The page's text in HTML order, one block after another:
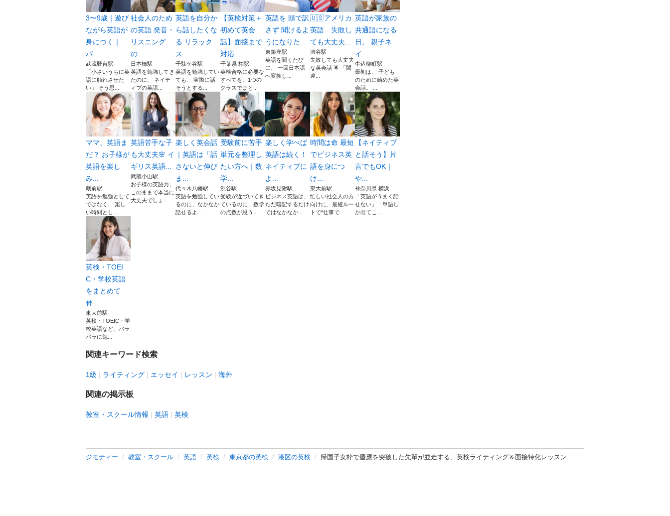
3〜9歳｜遊び
ながら英語が
身につく｜
バ...
武蔵野台駅
「小さいうちに英
語に触れさせた
い」 そう思...
社会人のため
の英語 発音・
リスニング
の...
日本橋駅
英語を勉強してき
たのに、 ネイテ
ィブの英語...
英語を自分か
ら話したくな
る リラック
ス...
千駄ケ谷駅
英語を勉強してい
ても、 実際に話
そうとする...
【英検対策＋
初めて英会
話】面接まで
対応...
千葉県 柏駅
英検合格に必要な
すべてを、1つの
クラスでまと...
英語を 頭で訳
さず 聞けるよ
うになりた...
東銀座駅
英語を聞くたび
に、 一回日本語
へ変換し...
🇺🇸アメリカ
英語 失敗し
ても大丈夫...
渋谷駅
失敗しても大丈夫
な英会話 🌟 「間
違...
英語が家族の
共通語になる
日。 親子ネ
イ...
牛込柳町駅
最初は、 子ども
のために始めた英
会話。 ...
ママ、英語ま
だ？ お子様が
英語を楽し
み...
蔵前駅
英語を勉強として
ではなく、 楽し
い時間とし...
英語苦手な子
も大丈夫🌸 イ
ギリス英語...
武蔵小山駅
お子様の英語力、
このままで本当に
大丈夫でしょ...
楽しく英会話
｜英語は「話
さないと伸び
ま...
代々木八幡駅
英語を勉強してい
るのに、なかなか
話せるよ...
受験前に苦手
単元を整理し
たい方へ｜数
学...
渋谷駅
受験が近づいてき
ているのに、数学
の点数が思う...
楽しく学べば
英語は続く！
ネイティブに
よ...
赤坂見附駅
ビジネス英語は、
ただ暗記するだけ
ではなかなか...
時間は命 最短
でビジネス英
語を身につ
け...
東大前駅
忙しい社会人の方
向けに、最短ルー
トで“仕事で...
【ネイティブ
と話そう】片
言でもOK｜
や...
神奈川県 横浜...
「英語がうまく話
せない」「単語し
か出てこ...
英検・TOEI
C・学校英語
をまとめて
伸...
東大前駅
英検・TOEIC・学
校英語など、バラ
バラに勉...
関連キーワード検索
1級 ライティング エッセイ レッスン 海外
関連の掲示板
教室・スクール情報 英語 英検
ジモティー 教室・スクール 英語 英検 東京都の英検 港区の英検 帰国子女枠で慶應を突破した先輩が並走する、英検ライティング＆面接特化レッスン